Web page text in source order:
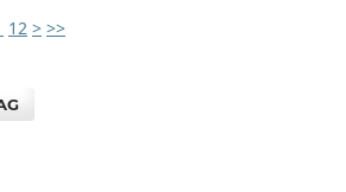
12 > >>